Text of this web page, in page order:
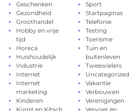
Geschenken
Gezondheid
Groothandel
Hobby en vrije
tijd
Horeca
Huishoudelijk
Industrie
Internet
Internet
marketing
Kinderen
Kunst en Kitsch
Sport
Startpaginas
Telefonie
Testing
Toerisme
Tuin en
buitenleven
Tweewielers
Uncategorized
Vakantie
Verbouwen
Verenigingen
Vervoer en